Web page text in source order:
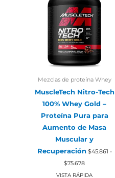
Mezclas de proteína Whey
MuscleTech Nitro-Tech
100% Whey Gold –
Proteína Pura para
Aumento de Masa
Muscular y
Recuperación $45.861 -
$75.678
precios:
VISTA RÁPIDA